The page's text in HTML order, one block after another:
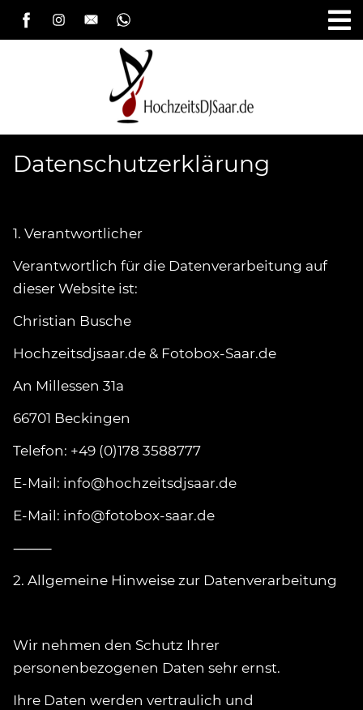
Datenschutzerklärung
1. Verantwortlicher
Verantwortlich für die Datenverarbeitung auf
dieser Website ist:
Christian Busche
Hochzeitsdjsaar.de & Fotobox-Saar.de
An Millessen 31a
66701 Beckingen
Telefon: +49 (0)178 3588777
E-Mail: info@hochzeitsdjsaar.de
E-Mail: info@fotobox-saar.de
⸻
2. Allgemeine Hinweise zur Datenverarbeitung
Wir nehmen den Schutz Ihrer
personenbezogenen Daten sehr ernst.
Ihre Daten werden vertraulich und